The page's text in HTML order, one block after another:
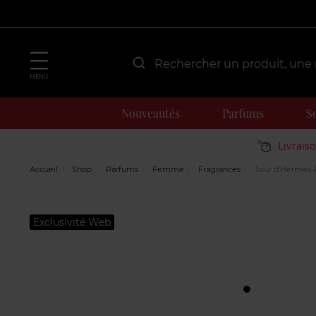
MENU
Nouveautés Parfums
Accueil Shop Parfums Femme Fragrances Jour d'Hermès
Exclusivité Web